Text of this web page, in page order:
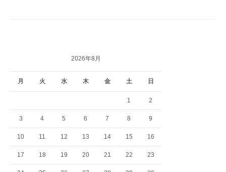
2026年8月
月 火 水 木 金 土 日
1 2
3 4 5 6 7 8 9
10 11 12 13 14 15 16
17 18 19 20 21 22 23